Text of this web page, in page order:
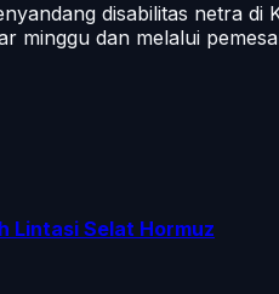
disabilitas netra
minggu dan melalui
Lintasi Selat Hormuz